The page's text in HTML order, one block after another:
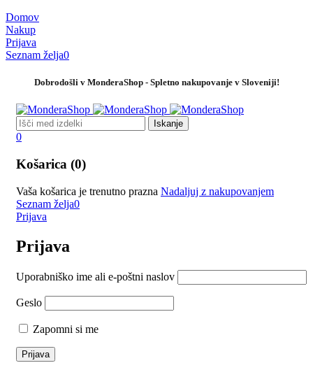
Domov
Nakup
Prijava
Seznam želja0
Dobrodošli v MonderaShop - Spletno nakupovanje v Sloveniji!
0
Košarica (0)
Vaša košarica je trenutno prazna Nadaljuj z nakupovanjem
Seznam želja0
Prijava
Prijava
Uporabniško ime ali e-poštni naslov
Geslo
Zapomni si me